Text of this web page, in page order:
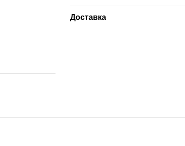
Доставка